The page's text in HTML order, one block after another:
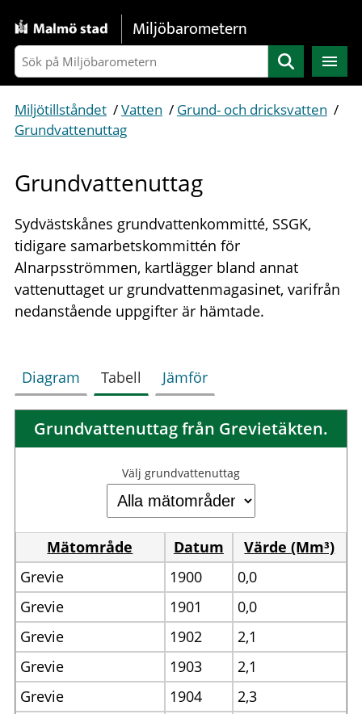
Gå direkt till sidans innehåll
Miljöbarometern
Sök
Miljötillståndet /Vatten / Grund- och dricksvatten /
Grundvattenuttag
Grundvattenuttag
Sydvästskånes grundvattenkommitté, SSGK,
tidigare samarbetskommittén för
Alnarpsströmmen, kartlägger bland annat
vattenuttaget ur grundvattenmagasinet, varifrån
nedanstående uppgifter är hämtade.
Diagram Tabell Jämför
Grundvattenuttag från Grevietäkten.
Välj grundvattenuttag
Mätområde Datum
Värde (Mm³)
Grevie
1900
0,0
Grevie
1901
0,0
Grevie
1902
2,1
Grevie
1903
2,1
Grevie
1904
2,3